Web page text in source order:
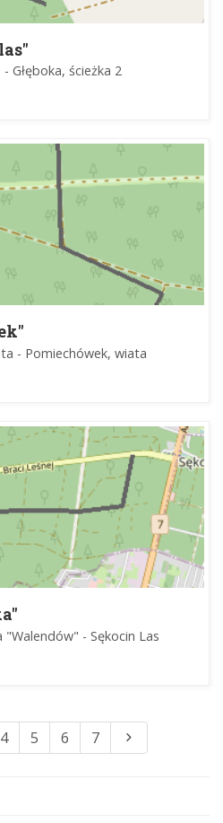
Głęboka, ścieżka 2
- Pomiechówek, wiata
"Walendów" - Sękocin Las
4 5 6 7